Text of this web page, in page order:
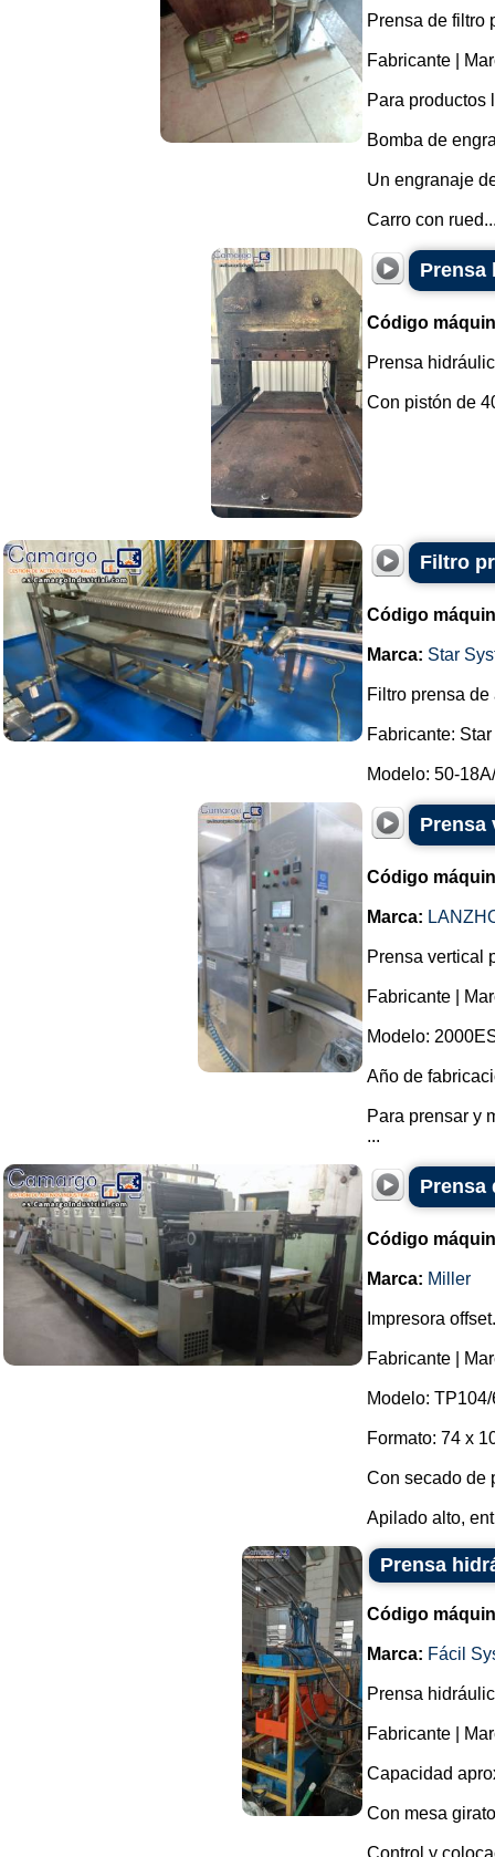
Prensa de filtro
Fabricante |
Para productos
Bomba de
Un engranaje
Carro con
Prensa
Código
Prensa
Con pistón de
Filtro
Código
Marca: Star
Filtro prensa
Fabricante:
Modelo: 50-
Prensa
Código
Marca:
Prensa vertical
Fabricante |
Modelo:
Año de
Para prensar y
...
Prensa
Código
Marca: Miller
Impresora offset.
Fabricante |
Modelo: TP104/
Formato: 74 x
Con secado de
Apilado alto,
Prensa
Código
Marca: Fácil
Prensa
Fabricante |
Capacidad
Con mesa
Control y